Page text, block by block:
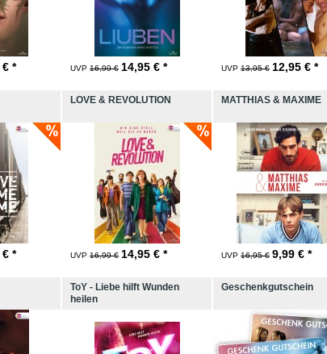
€ * UVP 16,99 € 14,95 € * UVP 13,95 € 12,95 € *
€ *
LOVE & REVOLUTION
UVP 16,99 € 14,95 € *
MATTHIAS & MAXIME
UVP 16,95 € 9,99 € *
ToY - Liebe hilft Wunden
heilen
Geschenkgutschein